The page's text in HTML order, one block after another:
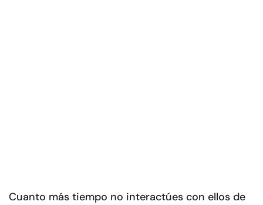
Cuanto más tiempo no interactúes con ellos de